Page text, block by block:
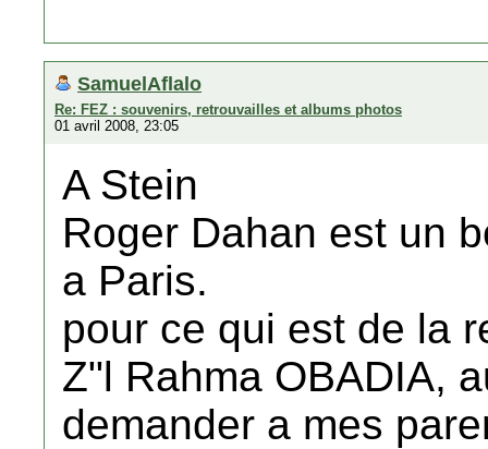
SamuelAflalo
Re: FEZ : souvenirs, retrouvailles et albums photos
01 avril 2008, 23:05
A Stein
Roger Dahan est un
a Paris.
pour ce qui est de la
Z"l Rahma OBADIA,
demander a mes